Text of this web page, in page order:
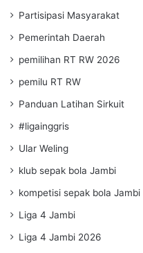
Partisipasi Masyarakat
Pemerintah Daerah
pemilihan RT RW 2026
pemilu RT RW
Panduan Latihan Sirkuit
#ligainggris
Ular Weling
klub sepak bola Jambi
kompetisi sepak bola Jambi
Liga 4 Jambi
Liga 4 Jambi 2026